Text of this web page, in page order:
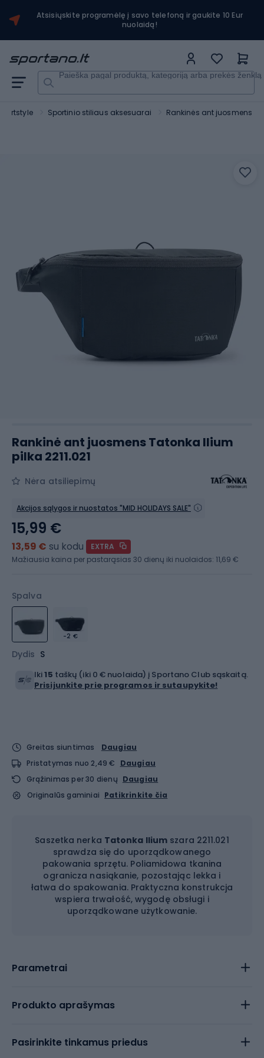
Atsisiųskite programėlę į savo telefoną ir gaukite 10 Eur
nuolaidą!
Paieška pagal produktą, kategoriją arba prekės ženklą
Sportinio stiliaus aksesuarai Rankinės ant juosmens
Rankinė ant juosmens Tatonka Ilium
pilka 2211.021
Nėra atsiliepimų
Akcijos sąlygos ir nuostatos "MID HOLIDAYS SALE"
Spalva
-2 €
Dydis S
15,99 €
13,59 € su kodu
EXTRA
Mažiausia kaina per pastarąsias 30 dienų iki nuolaidos: 11,69 €
Iki15 taškų (iki 0 € nuolaida) į Sportano Club sąskaitą.
Prisijunkite prie programos ir sutaupykite!
Greitas siuntimas
Daugiau
Pristatymas nuo 2,49 €
Daugiau
Grąžinimas per 30 dienų Daugiau
Originalūs gaminiai Patikrinkite čia
Saszetka nerka Tatonka Ilium szara 2211.021
sprawdza się do uporządkowanego
pakowania sprzętu. Poliamidowa tkanina
ogranicza nasiąkanie, pozostając lekka i
łatwa do spakowania. Praktyczna konstrukcja
wspiera trwałość, wygodę obsługi i
uporządkowane użytkowanie.
Parametrai
Produkto aprašymas
Pasirinkite tinkamus priedus